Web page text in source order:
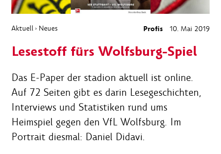
Aktuell › Neues Profis 10. Mai 2019
Lesestoff fürs Wolfsburg-Spiel
Das E-Paper der stadion aktuell ist online.
Auf 72 Seiten gibt es darin Lesegeschichten,
Interviews und Statistiken rund ums
Heimspiel gegen den VfL Wolfsburg. Im
Portrait diesmal: Daniel Didavi.